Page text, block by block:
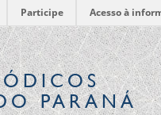
Participe Acesso à
PARANÁ